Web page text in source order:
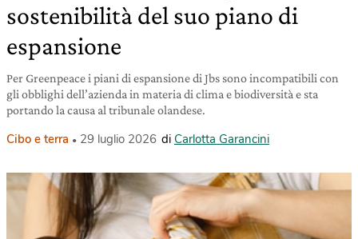
sostenibilità del suo piano di
espansione
Per Greenpeace i piani di espansione di Jbs sono incompatibili con
gli obblighi dell’azienda in materia di clima e biodiversità e sta
portando la causa al tribunale olandese.
Cibo e terra 29 luglio 2026 di Carlotta Garancini